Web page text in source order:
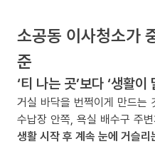
소공동 이사청소가
준
‘티 나는 곳’보다 ‘생활
거실 바닥을 번쩍이게 만드는
수납장 안쪽, 욕실 배수구 주변
생활 시작 후 계속 눈에 거슬리